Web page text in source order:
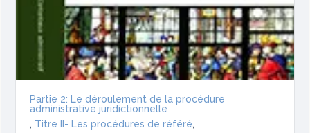
Partie 2: Le déroulement de la procédure
administrative juridictionnelle
, Titre II- Les procédures de référé,